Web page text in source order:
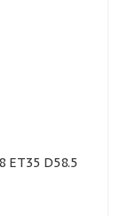
ET35 D58.5